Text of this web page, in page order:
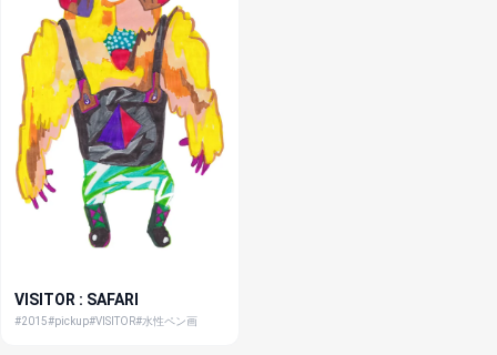
VISITOR : SAFARI
#2015#pickup#VISITOR#水性ペン画